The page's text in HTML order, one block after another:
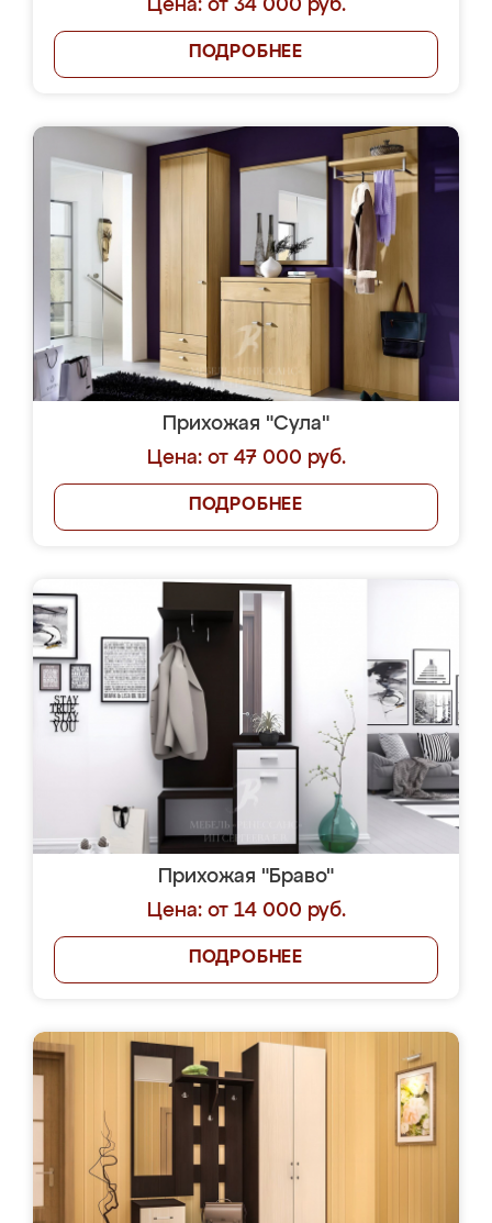
Цена: от 34 000 руб.
ПОДРОБНЕЕ
Прихожая "Сула"
Цена: от 47 000 руб.
ПОДРОБНЕЕ
Прихожая "Браво"
Цена: от 14 000 руб.
ПОДРОБНЕЕ